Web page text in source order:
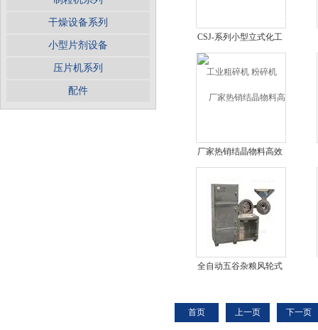
干燥设备系列
小型片剂设备
压片机系列
配件
CSJ-系列小型立式化工
业粗碎机 粉碎机
厂家热销结晶物料高效
粗碎机 破碎机
全自动五谷杂粮风轮式
首页 上一页 下一页